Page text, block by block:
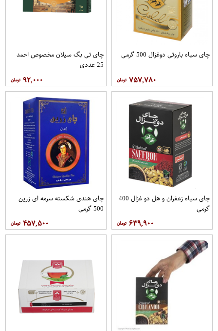
چای سیاه باروتی دوغزال 500 گرمی
۷۵۷,۷۸۰
چای تی بگ سیلان مخصوص احمد
25 عددی
۹۲,۰۰۰
چای سیاه زعفران و هل دو غزال 400
گرمی
۶۳۹,۹۰۰
چای هندی شکسته سرمه ای زرین
500 گرمی
۴۵۷,۵۰۰